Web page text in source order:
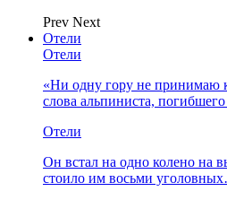
Prev Next
Отели
Отели
«Ни одну гору не принимаю
слова альпиниста,
Отели
Он встал на одно колено на
стоило им восьми